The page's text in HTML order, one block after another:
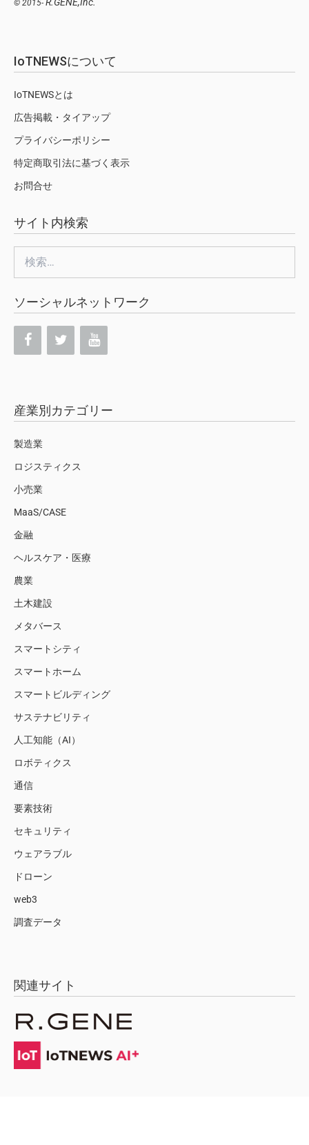
© 2015- R.GENE,Inc.
IoTNEWSについて
IoTNEWSとは
広告掲載・タイアップ
プライバシーポリシー
特定商取引法に基づく表示
お問合せ
サイト内検索
索:
ソーシャルネットワーク
産業別カテゴリー
製造業
ロジスティクス
小売業
MaaS/CASE
金融
ヘルスケア・医療
農業
土木建設
メタバース
スマートシティ
スマートホーム
スマートビルディング
サステナビリティ
人工知能（AI）
ロボティクス
通信
要素技術
セキュリティ
ウェアラブル
ドローン
web3
調査データ
関連サイト